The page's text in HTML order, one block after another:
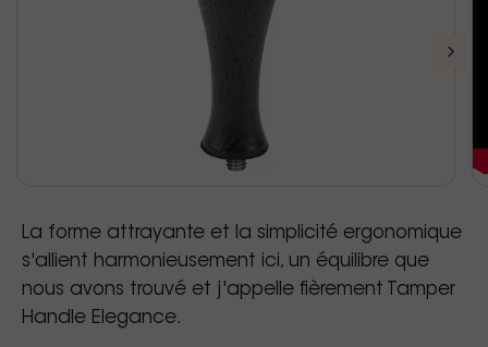
La forme attrayante et la simplicité ergonomique
s'allient harmonieusement ici, un équilibre que
nous avons trouvé et j'appelle fièrement Tamper
Handle Elegance.